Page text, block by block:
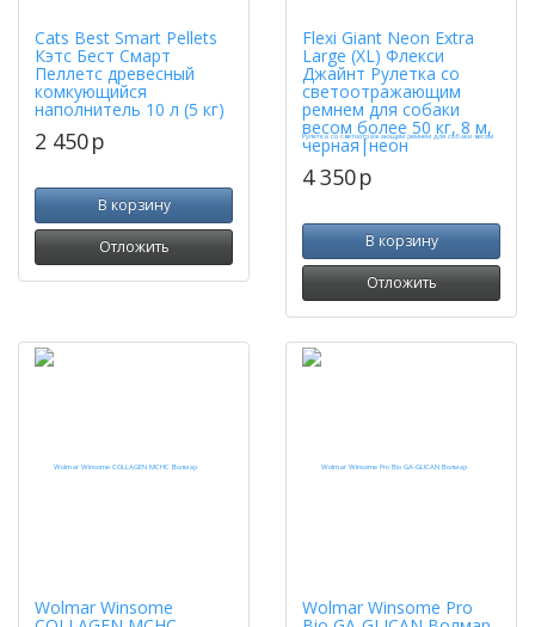
Cats Best Smart Pellets
Кэтс Бест Смарт
Пеллетс древесный
комкующийся
наполнитель 10 л (5 кг)
2 450p
В корзину
Отложить
Flexi Giant Neon Extra
Large (XL) Флекси
Джайнт Рулетка со
светоотражающим
ремнем для собаки
весом более 50 кг, 8 м,
черная|неон
4 350p
В корзину
Отложить
Wolmar Winsome Wolmar Winsome Pro